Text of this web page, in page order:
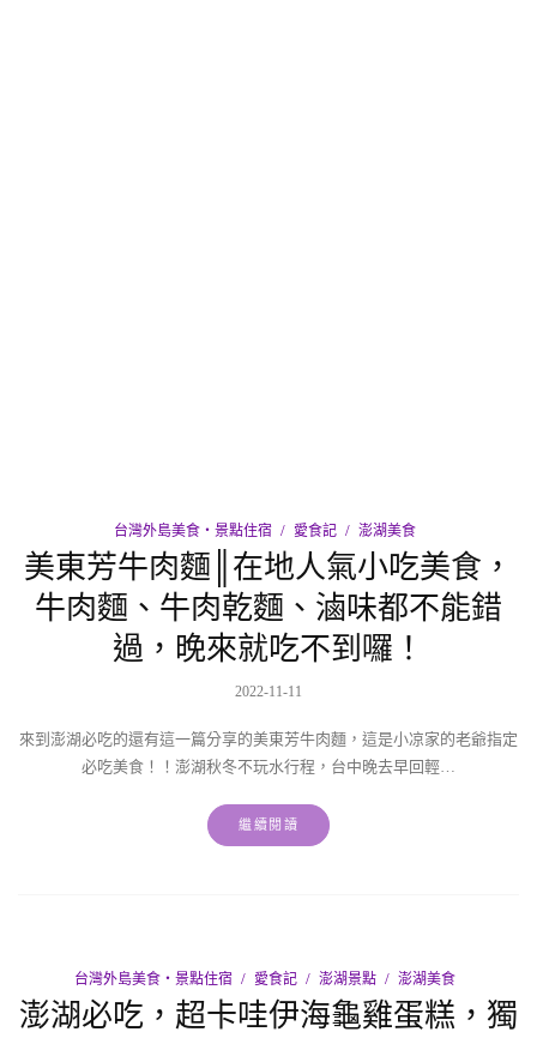
台灣外島美食‧景點住宿 愛食記 澎湖美食
美東芳牛肉麵║在地人氣小吃美食，
牛肉麵、牛肉乾麵、滷味都不能錯
過，晚來就吃不到囉！
2022-11-11
來到澎湖必吃的還有這一篇分享的美東芳牛肉麵，這是小凉家的老爺指定
必吃美食！！澎湖秋冬不玩水行程，台中晚去早回輕…
繼續閱讀
台灣外島美食‧景點住宿 愛食記 澎湖景點 澎湖美食
澎湖必吃，超卡哇伊海龜雞蛋糕，獨